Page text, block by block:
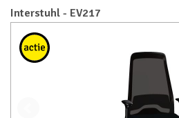
Interstuhl - EV217